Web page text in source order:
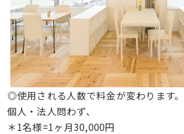
◎使用される人数で料金が変わります。
個人・法人問わず、
＊1名様=1ヶ月30,000円